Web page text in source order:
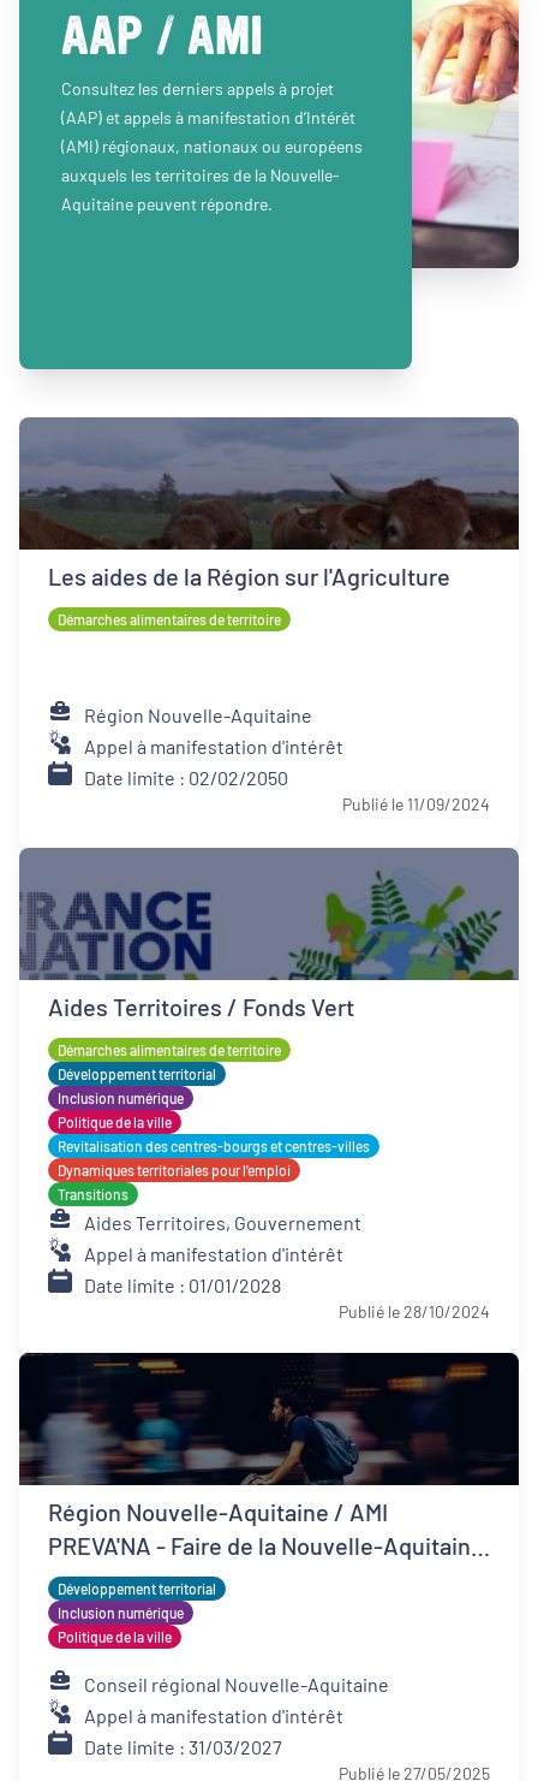
AAP / AMI
Consultez les derniers appels à projet
(AAP) et appels à manifestation d’Intérêt
(AMI) régionaux, nationaux ou européens
auxquels les territoires de la Nouvelle-
Aquitaine peuvent répondre.
Les aides de la Région sur l'Agriculture
Démarches alimentaires de territoire
Région Nouvelle-Aquitaine
Appel à manifestation d'intérêt
Date limite : 02/02/2050
Publié le 11/09/2024
Aides Territoires / Fonds Vert
Démarches alimentaires de territoire
Développement territorial
Inclusion numérique
Politique de la ville
Revitalisation des centres-bourgs et centres-villes
Dynamiques territoriales pour l’emploi
Transitions
Aides Territoires, Gouvernement
Appel à manifestation d'intérêt
Date limite : 01/01/2028
Publié le 28/10/2024
Région Nouvelle-Aquitaine / AMI
PREVA'NA - Faire de la Nouvelle-Aquitaine
un territoire de bonne santé
Développement territorial
Inclusion numérique
Politique de la ville
Conseil régional Nouvelle-Aquitaine
Appel à manifestation d'intérêt
Date limite : 31/03/2027
Publié le 27/05/2025